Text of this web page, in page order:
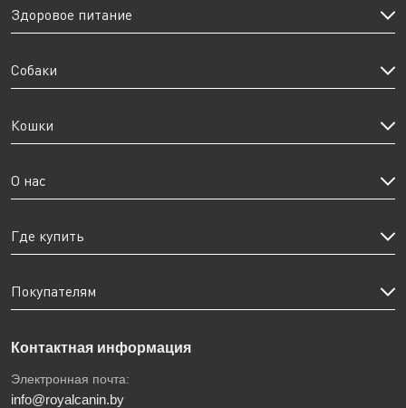
Здоровое питание
Собаки
Кошки
О нас
Где купить
Покупателям
Контактная информация
Электронная почта:
info@royalcanin.by